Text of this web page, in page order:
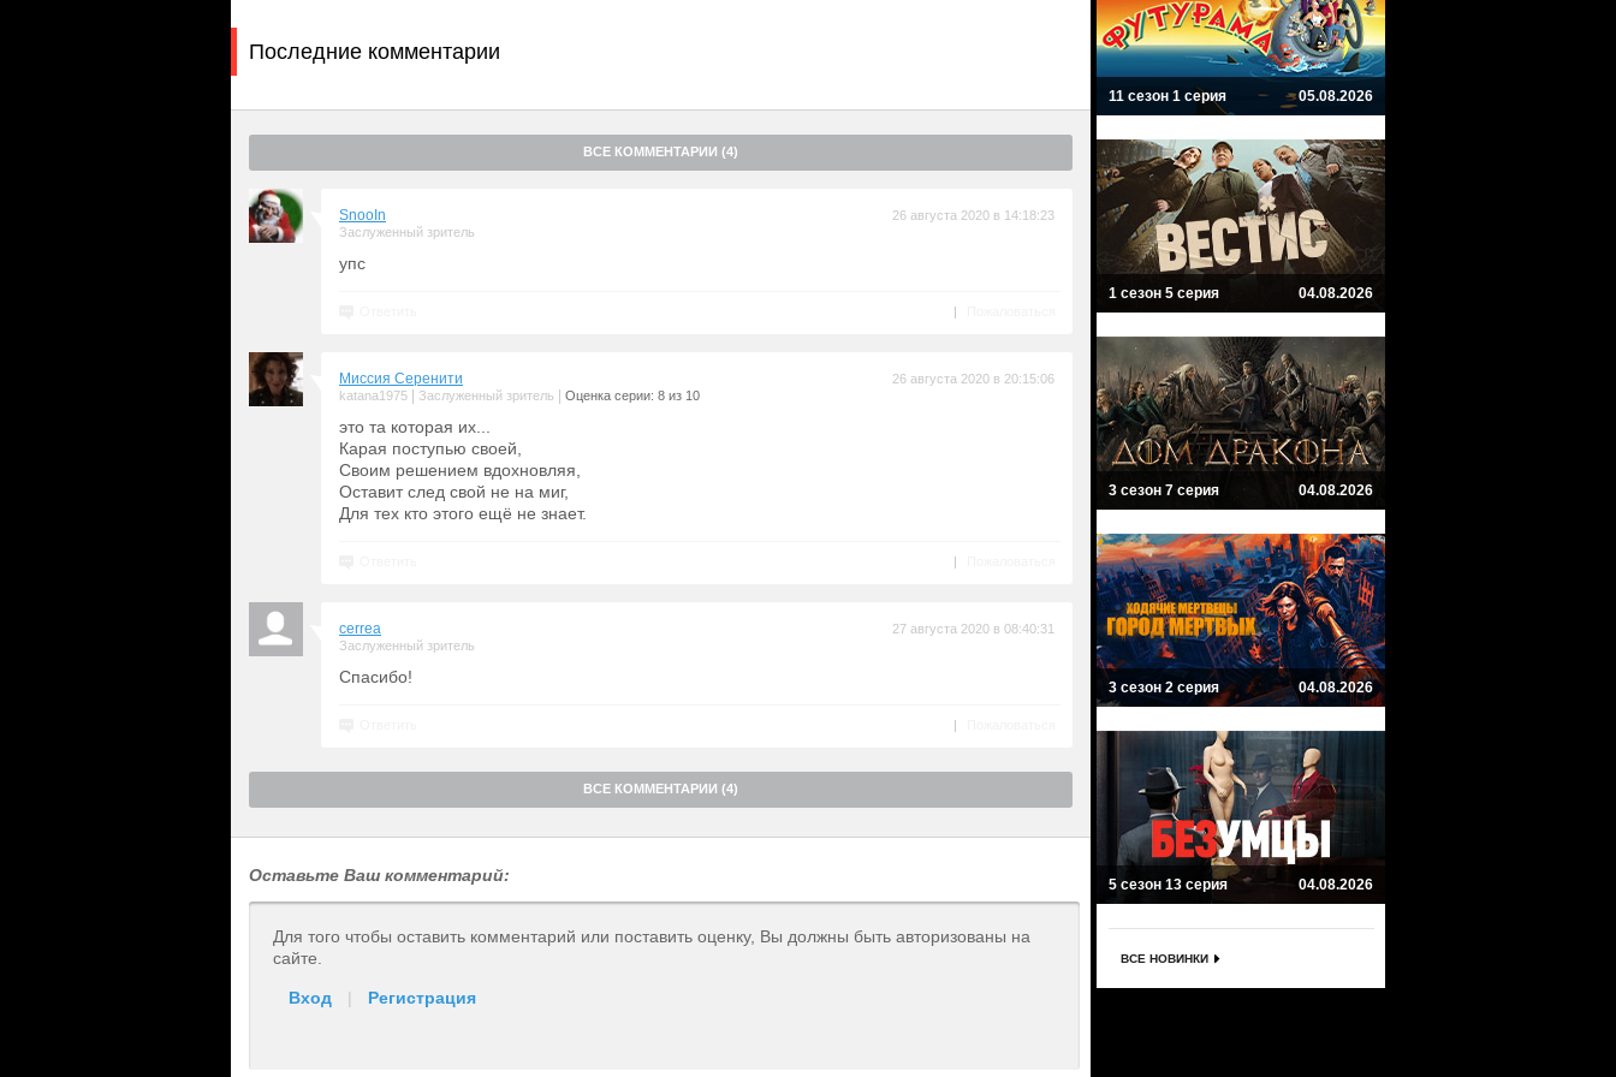
Последние комментарии
ВСЕ КОММЕНТАРИИ (4)
SnooIn
Заслуженный зритель
26 августа 2020 в 14:18:23
упс
|
Миссия Серенити
katana1975 Заслуженный зритель Оценка серии: 8 из 10
26 августа 2020 в 20:15:06
это та которая их...
Карая поступью своей,
Своим решением вдохновляя,
Оставит след свой не на миг,
Для тех кто этого ещё не знает.
|
cerrea
Заслуженный зритель
27 августа 2020 в 08:40:31
Спасибо!
|
ВСЕ КОММЕНТАРИИ (4)
Оставьте Ваш комментарий:
Для того чтобы оставить комментарий или поставить оценку, Вы должны быть авторизованы на
сайте.
Вход | Регистрация
11 сезон 1 серия 05.08.2026
1 сезон 5 серия 04.08.2026
3 сезон 7 серия 04.08.2026
3 сезон 2 серия 04.08.2026
5 сезон 13 серия 04.08.2026
ВСЕ НОВИНКИ